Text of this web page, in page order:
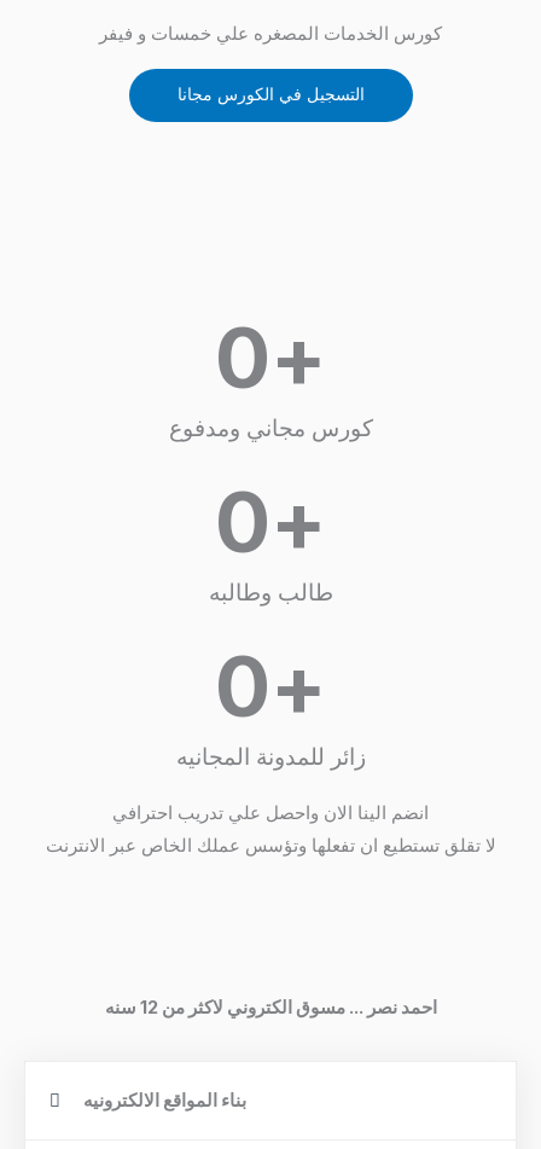
كورس الخدمات المصغره علي خمسات و فيفر
التسجيل في الكورس مجانا
كورس مجاني ومدفوع
0+
طالب وطالبه
0+
زائر للمدونة المجانيه
0+
انضم الينا الان واحصل علي تدريب احترافي
لا تقلق تستطيع ان تفعلها وتؤسس عملك الخاص عبر الانترنت
احمد نصر ... مسوق الكتروني لاكثر من 12 سنه
بناء المواقع الالكترونيه